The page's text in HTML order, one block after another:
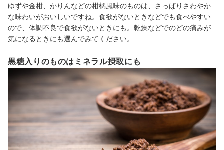
ゆずや金柑、かりんなどの柑橘風味のものは、さっぱりさわやか
な味わいがおいしいですね。食欲がないときなどでも食べやすい
ので、体調不良で食欲がないときにも。乾燥などでのどの痛みが
気になるときにも選んでみてください。
黒糖入りのものはミネラル摂取にも